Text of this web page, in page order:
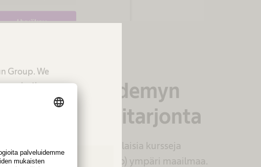
Group. We
Hyväksy
Academyn
globaali kurssitarjonta
Academy tarjoaa erilaisia kursseja
päällä, hybridi, verkko) ympäri maailmaa.